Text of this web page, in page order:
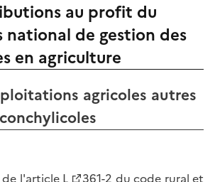
au profit du
national de gestion des
en agriculture
agricoles autres